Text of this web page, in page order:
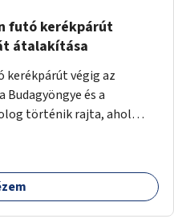
futó kerékpárút
átalakítása
kerékpárút végig az
és a
történik rajta, ahol
egy oktató jellegű,
ahol a gyerekek a valós